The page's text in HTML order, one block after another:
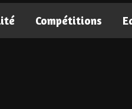
Compétitions